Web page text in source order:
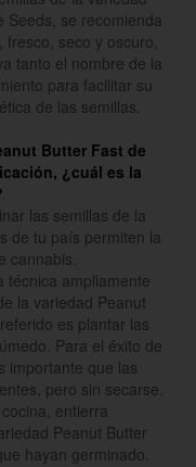
Seeds, se recomienda
seco y oscuro,
tanto el nombre de la
para facilitar su
de las semillas.
Butter Fast de
¿cuál es la
las semillas de la
de tu país permiten la
cannabis.
técnica ampliamente
la variedad Peanut
es plantar las
Para el éxito de
importante que las
pero sin secarse.
entierra
Peanut Butter
hayan germinado.